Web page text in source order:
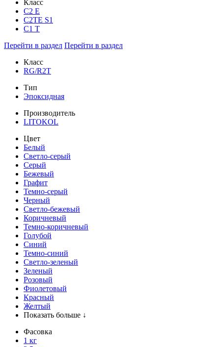
Класс
С2 Е
C2TE S1
C1 T
Перейти в раздел Перейти в раздел
Класс
RG/R2T
Тип
Эпоксидная
Производитель
LITOKOL
Цвет
Белый
Светло-серый
Серый
Бежевый
Графит
Темно-серый
Черный
Светло-бежевый
Коричневый
Темно-коричневый
Голубой
Синий
Темно-синий
Светло-зеленый
Зеленый
Розовый
Фиолетовый
Красный
Желтый
Показать больше ↓
Фасовка
1 кг